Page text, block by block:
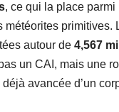
, ce qui la place
météorites
autour de 4,567
un CAI, mais une
avancée d’un